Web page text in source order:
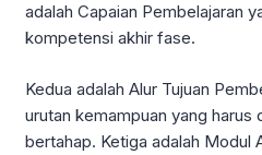
adalah Capaian Pembelajaran
kompetensi akhir fase.
Kedua adalah Alur Tujuan
urutan kemampuan yang harus
bertahap. Ketiga adalah Modul